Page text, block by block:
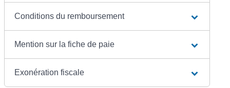
Conditions du remboursement
Mention sur la fiche de paie
Exonération fiscale